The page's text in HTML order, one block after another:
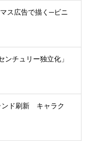
ス広告で描く─ビニ
ンチュリー独立化」
ンド刷新 キャラク